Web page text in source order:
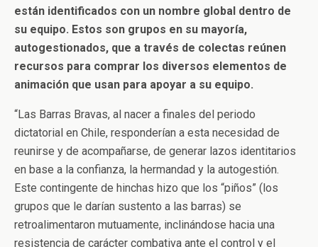
están identificados con un nombre global dentro de
su equipo. Estos son grupos en su mayoría,
autogestionados, que a través de colectas reúnen
recursos para comprar los diversos elementos de
animación que usan para apoyar a su equipo.
“Las Barras Bravas, al nacer a finales del periodo
dictatorial en Chile, responderían a esta necesidad de
reunirse y de acompañarse, de generar lazos identitarios
en base a la confianza, la hermandad y la autogestión.
Este contingente de hinchas hizo que los “piños” (los
grupos que le darían sustento a las barras) se
retroalimentaron mutuamente, inclinándose hacia una
resistencia de carácter combativa ante el control y el